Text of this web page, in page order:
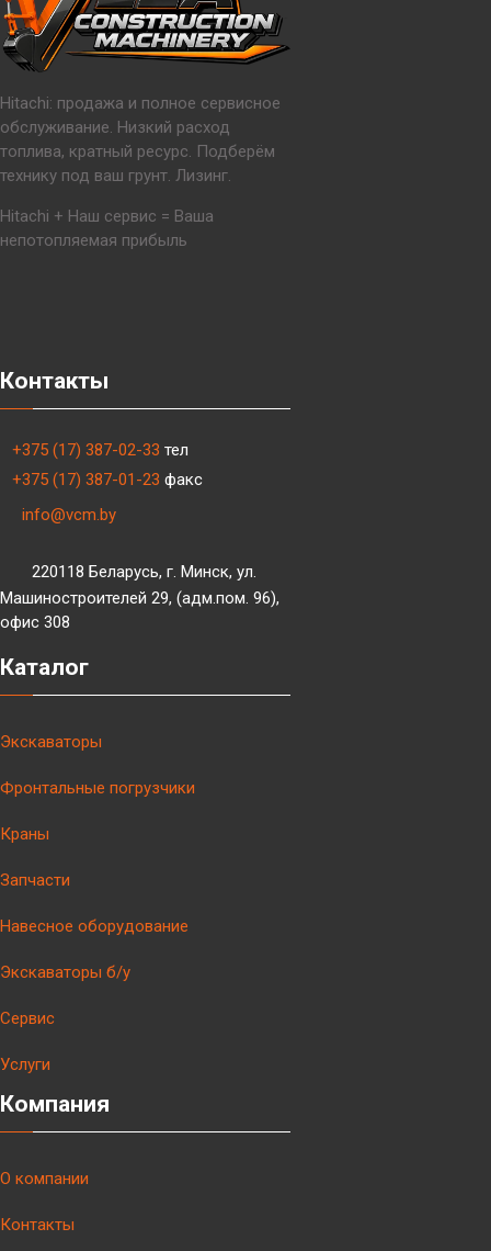
Hitachi: продажа и полное сервисное
обслуживание. Низкий расход
топлива, кратный ресурс. Подберём
технику под ваш грунт. Лизинг.
Hitachi + Наш сервис = Ваша
непотопляемая прибыль
Контакты
+375 (17) 387-02-33 тел
+375 (17) 387-01-23 факс
info@vcm.by
220118 Беларусь, г. Минск, ул.
Машиностроителей 29, (адм.пом. 96),
офис 308
Каталог
Экскаваторы
Фронтальные погрузчики
Краны
Запчасти
Навесное оборудование
Экскаваторы б/у
Сервис
Услуги
Компания
О компании
Контакты